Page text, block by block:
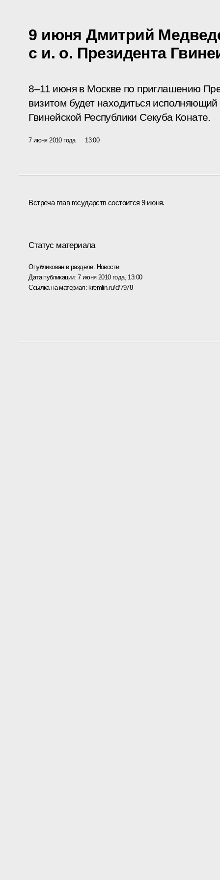
9 июня Дмитрий
с и. о. Президента
8–11 июня в Москве по приглашению
визитом будет находиться
Гвинейской Республики Секуба Конате.
7 июня 2010 года 13:00
Встреча глав государств состоится 9 июня.
Статус материала
Опубликован в разделе: Новости
Дата публикации:7 июня 2010 года, 13:00
Ссылка на материал: kremlin.ru/d/7978